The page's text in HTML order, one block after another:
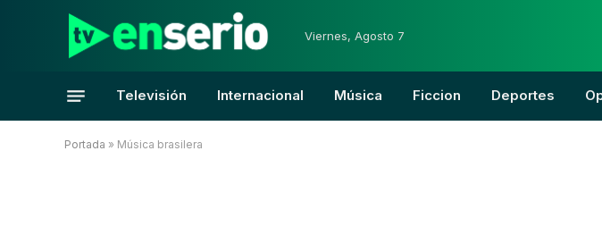
Viernes, Agosto 7
Televisión Internacional Música Ficcion Deportes
Portada » Música brasilera